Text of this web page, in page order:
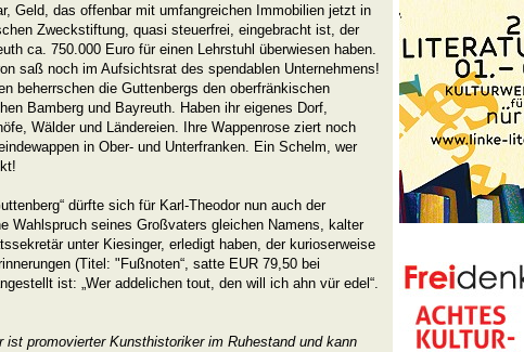
Geld, das offenbar mit umfangreichen Immobilien jetzt in
Zweckstiftung, quasi steuerfrei, eingebracht ist, der
ca. 750.000 Euro für einen Lehrstuhl überwiesen haben.
saß noch im Aufsichtsrat des spendablen Unternehmens!
beherrschen die Guttenbergs den oberfränkischen
Bamberg und Bayreuth. Haben ihr eigenes Dorf,
Wälder und Ländereien. Ihre Wappenrose ziert noch
in Ober- und Unterfranken. Ein Schelm, wer
dürfte sich für Karl-Theodor nun auch der
Wahlspruch seines Großvaters gleichen Namens, kalter
unter Kiesinger, erledigt haben, der kurioserweise
(Titel: "Fußnoten“, satte EUR 79,50 bei
ist: „Wer addelichen tout, den will ich ahn vür edel“.
ist promovierter Kunsthistoriker im Ruhestand und kann